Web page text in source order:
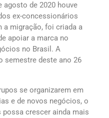
agosto de 2020 houve
ex-concessionários
a migração, foi criada a
apoiar a marca no
no Brasil. A
semestre deste ano 26
se organizarem em
e de novos negócios, o
possa crescer ainda mais